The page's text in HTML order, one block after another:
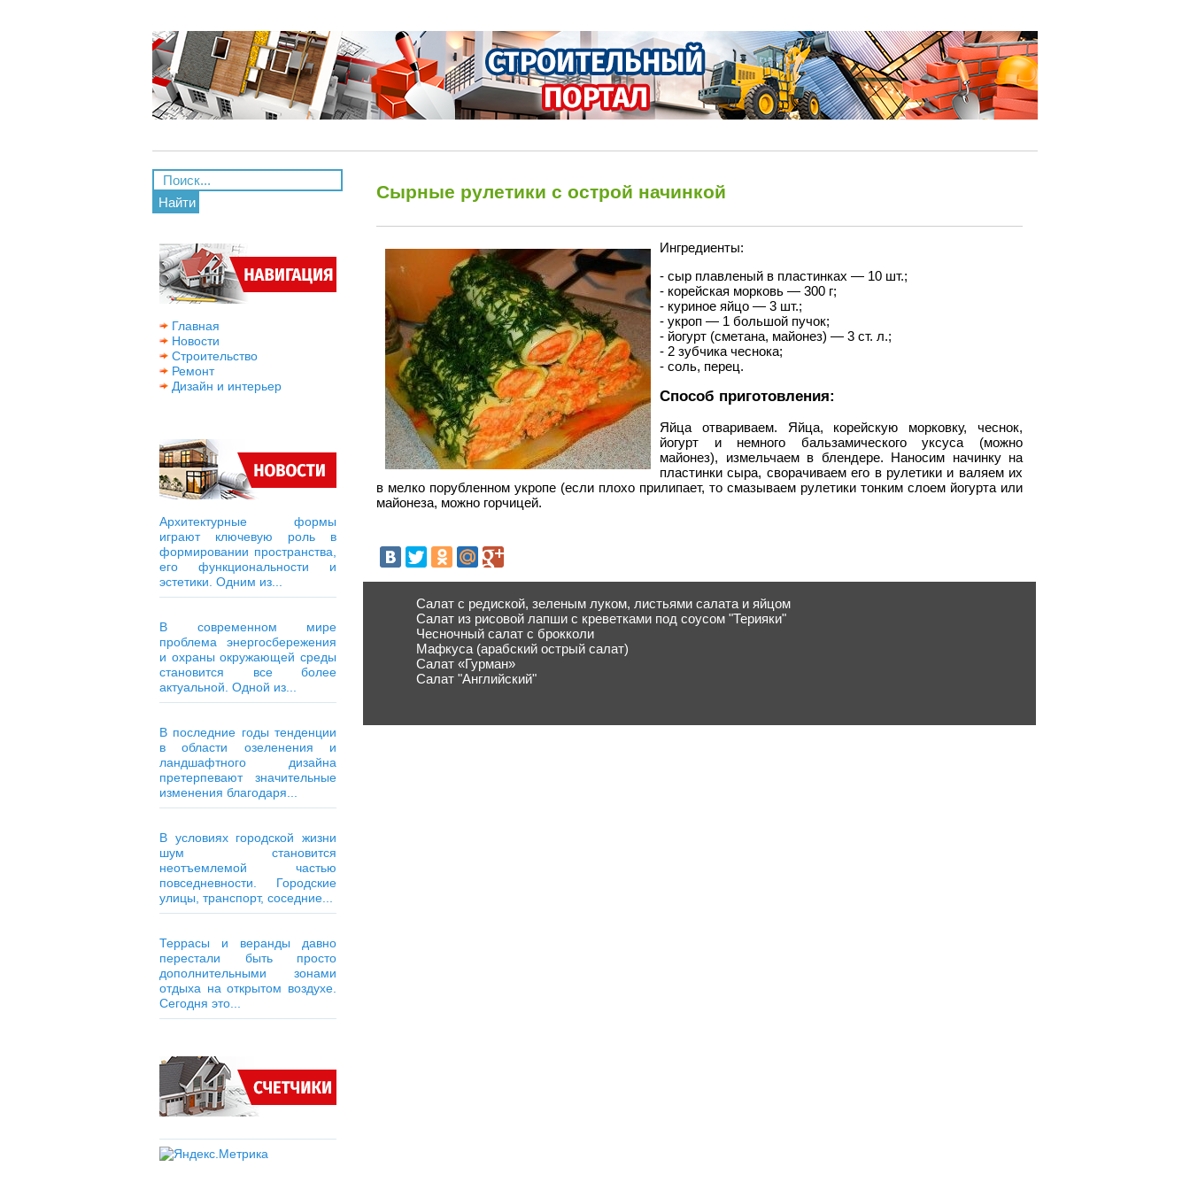
Найти
Главная
Новости
Строительство
Ремонт
Дизайн и интерьер
Архитектурные формы
играют ключевую роль в
формировании пространства,
его функциональности и
эстетики. Одним из...
В современном мире
проблема энергосбережения
и охраны окружающей среды
становится все более
актуальной. Одной из...
В последние годы тенденции
в области озеленения и
ландшафтного дизайна
претерпевают значительные
изменения благодаря...
В условиях городской жизни
шум становится
неотъемлемой частью
повседневности. Городские
улицы, транспорт, соседние...
Террасы и веранды давно
перестали быть просто
дополнительными зонами
отдыха на открытом воздухе.
Сегодня это...
Сырные рулетики с острой начинкой
Ингредиенты:
- сыр плавленый в пластинках — 10 шт.;
- корейская морковь — 300 г;
- куриное яйцо — 3 шт.;
- укроп — 1 большой пучок;
- йогурт (сметана, майонез) — 3 ст. л.;
- 2 зубчика чеснока;
- соль, перец.
Способ приготовления:
Яйца отвариваем. Яйца, корейскую морковку, чеснок,
йогурт и немного бальзамического уксуса (можно
майонез), измельчаем в блендере. Наносим начинку на
пластинки сыра, сворачиваем его в рулетики и валяем их
в мелко порубленном укропе (если плохо прилипает, то смазываем рулетики тонким слоем йогурта или
майонеза, можно горчицей.
Салат с редиской, зеленым луком, листьями салата и яйцом
Салат из рисовой лапши с креветками под соусом "Терияки"
Чесночный салат с брокколи
Мафкуса (арабский острый салат)
Салат «Гурман»
Салат "Английский"